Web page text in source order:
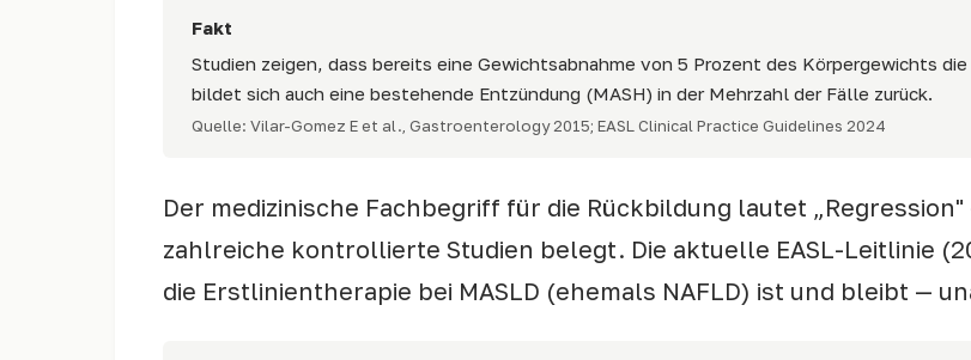
Fakt
Studien zeigen, dass bereits eine Gewichtsabnahme von 5 Prozent des Körpergewichts
bildet sich auch eine bestehende Entzündung (MASH) in der Mehrzahl der Fälle zurück.
Quelle: Vilar-Gomez E et al., Gastroenterology 2015; EASL Clinical Practice Guidelines 2024
Der medizinische Fachbegriff für die Rückbildung lautet
zahlreiche kontrollierte Studien belegt. Die aktuelle EASL-Leitlinie
die Erstlinientherapie bei MASLD (ehemals NAFLD) ist und bleibt —